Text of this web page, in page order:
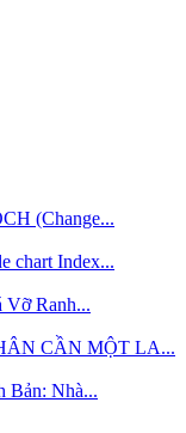
(Change...
chart Index...
Vỡ Ranh...
CẦN MỘT LA...
Bản: Nhà...